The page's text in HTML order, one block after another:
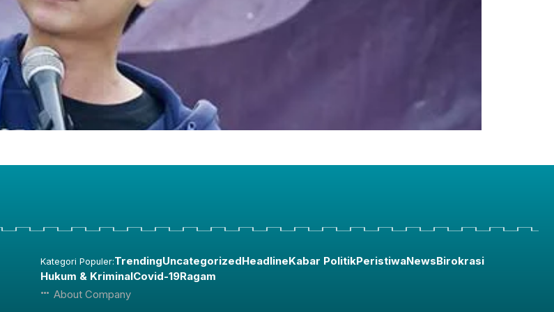
Kategori Populer:TrendingUncategorizedHeadlineKabar PolitikPeristiwaNewsBirokrasi
Hukum & KriminalCovid-19Ragam
About Company